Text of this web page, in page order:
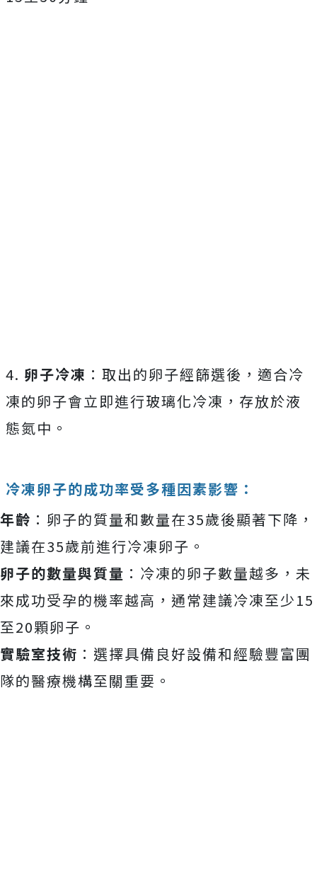
4. 卵子冷凍 ：取出的卵子經篩選後，適合冷
凍的卵子會立即進行玻璃化冷凍，存放於液
態氮中。
冷凍卵子的成功率受多種因素影響：
年齡 ：卵子的質量和數量在35歲後顯著下降，
建議在35歲前進行冷凍卵子。
卵子的數量與質量 ：冷凍的卵子數量越多，未
來成功受孕的機率越高，通常建議冷凍至少15
至20顆卵子。
實驗室技術 ：選擇具備良好設備和經驗豐富團
隊的醫療機構至關重要。